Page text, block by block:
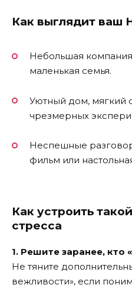
Как выглядит ваш
Небольшая
маленькая семья.
Уютный дом, мягкий
чрезмерных
Неспешные
фильм или
Как устроить
стресса
1. Решите заранее, кто
Не тяните
вежливости», если